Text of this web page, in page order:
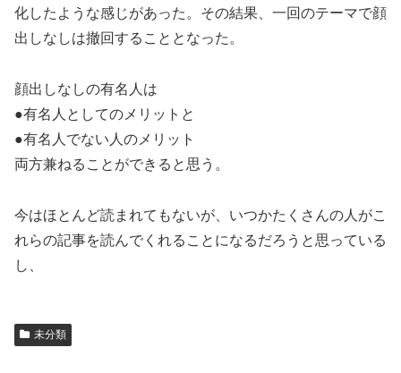
化したような感じがあった。その結果、一回のテーマで顔
出しなしは撤回することとなった。
顔出しなしの有名人は
●有名人としてのメリットと
●有名人でない人のメリット
両方兼ねることができると思う。
今はほとんど読まれてもないが、いつかたくさんの人がこ
れらの記事を読んでくれることになるだろうと思っている
し、
未分類